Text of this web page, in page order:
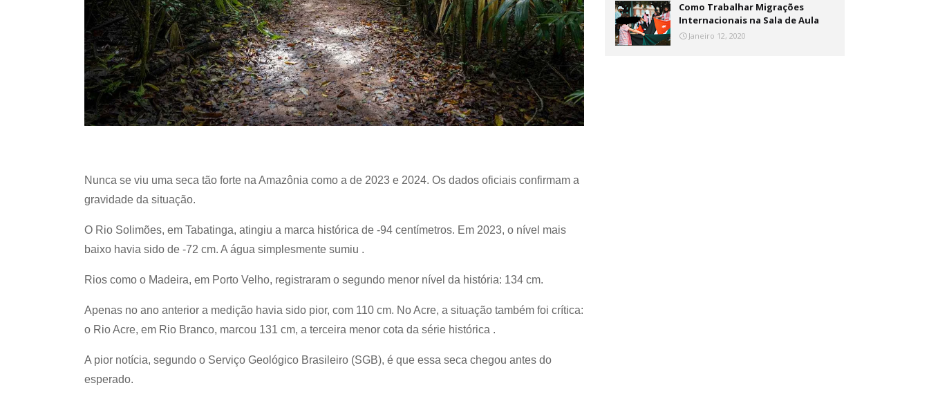
Nunca se viu uma seca tão forte na Amazônia como a de 2023 e 2024. Os dados oficiais confirmam a
gravidade da situação.
O Rio Solimões, em Tabatinga, atingiu a marca histórica de -94 centímetros. Em 2023, o nível mais
baixo havia sido de -72 cm. A água simplesmente sumiu .
Rios como o Madeira, em Porto Velho, registraram o segundo menor nível da história: 134 cm.
Apenas no ano anterior a medição havia sido pior, com 110 cm. No Acre, a situação também foi crítica:
o Rio Acre, em Rio Branco, marcou 131 cm, a terceira menor cota da série histórica .
A pior notícia, segundo o Serviço Geológico Brasileiro (SGB), é que essa seca chegou antes do
esperado.
Como Trabalhar Migrações
Internacionais na Sala de Aula
Janeiro 12, 2020